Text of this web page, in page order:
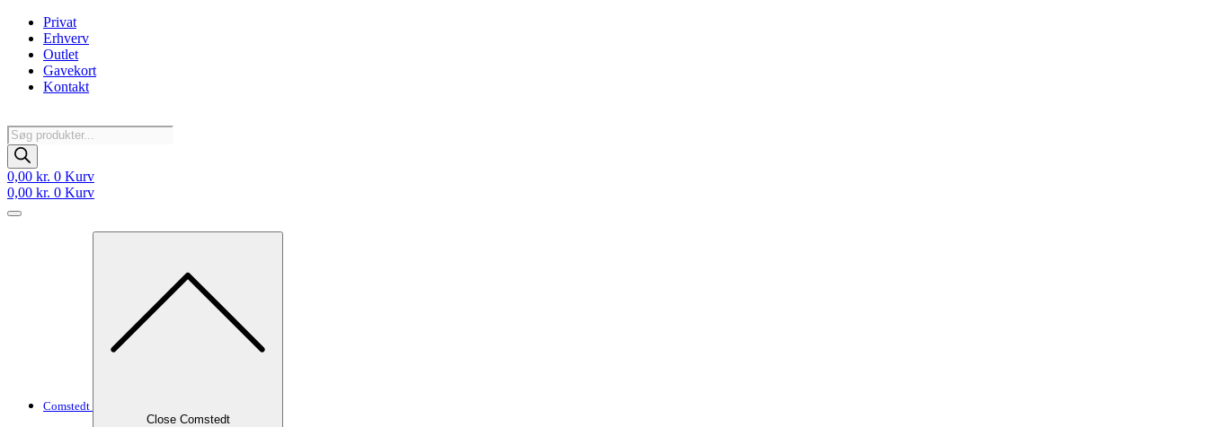
Videre
indhold
Privat
Erhverv
Outlet
Gavekort
Kontakt
Products
search
0,00 kr. 0 Kurv
0,00 kr. 0 Kurv
Comstedt
Close Comstedt